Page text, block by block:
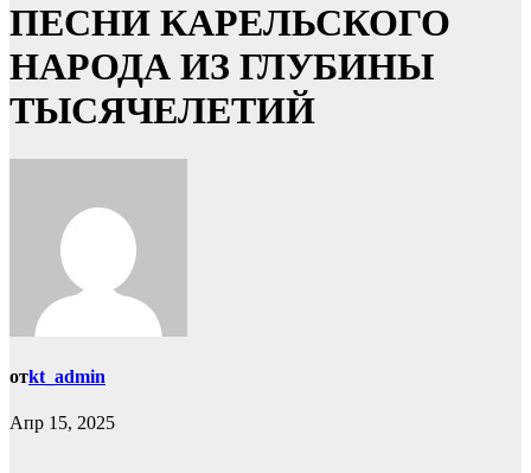
ПЕСНИ КАРЕЛЬСКОГО
НАРОДА ИЗ ГЛУБИНЫ
ТЫСЯЧЕЛЕТИЙ
отkt_admin
Апр 15, 2025